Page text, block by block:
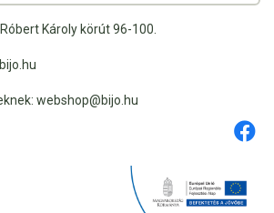
Károly körút 96-100.
webshop@bijo.hu